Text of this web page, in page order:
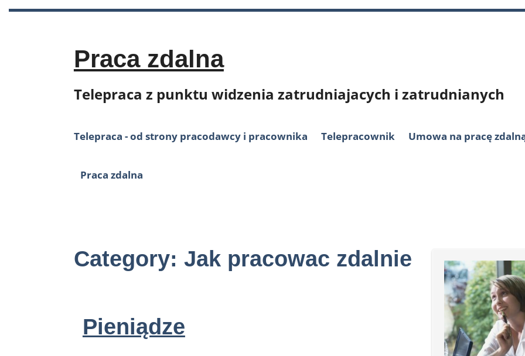
Praca zdalna
Telepraca z punktu widzenia zatrudniajacych i zatrudnianych
Telepraca - od strony pracodawcy i pracownika Telepracownik Umowa na pracę
Praca zdalna
Category: Jak pracowac zdalnie
Pieniądze